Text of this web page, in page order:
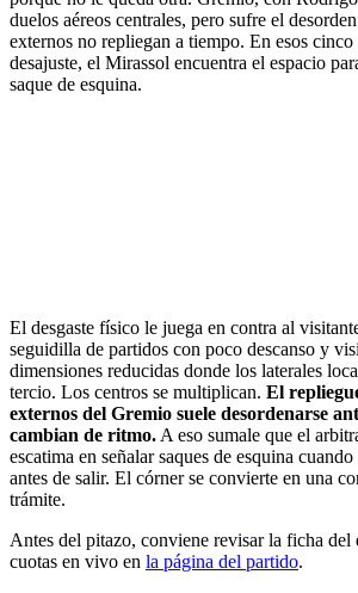
duelos aéreos centrales, pero sufre el
externos no repliegan a tiempo. En esos cinco
desajuste, el Mirassol encuentra el espacio
saque de esquina.
El desgaste físico le juega en contra al
seguidilla de partidos con poco descanso y
dimensiones reducidas donde los laterales
tercio. Los centros se multiplican. El
externos del Gremio suele desordenarse
cambian de ritmo. A eso sumale que el
escatima en señalar saques de esquina
antes de salir. El córner se convierte en una
trámite.
Antes del pitazo, conviene revisar la ficha del
cuotas en vivo en la página del partido.